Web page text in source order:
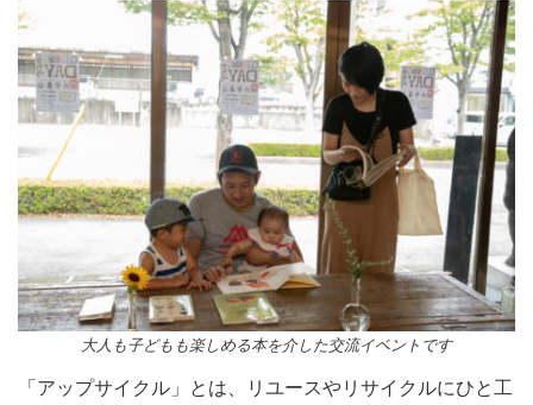
大人も子どもも楽しめる本を介した交流イベントです
「アップサイクル」とは、リユースやリサイクルにひと工